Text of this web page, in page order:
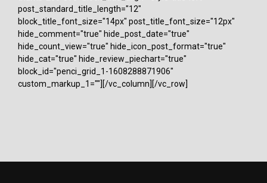
post_standard_title_length="12"
block_title_font_size="14px" post_title_font_size="12px"
hide_comment="true" hide_post_date="true"
hide_count_view="true" hide_icon_post_format="true"
hide_cat="true" hide_review_piechart="true"
block_id="penci_grid_1-1608288871906"
custom_markup_1=""][/vc_column][/vc_row]